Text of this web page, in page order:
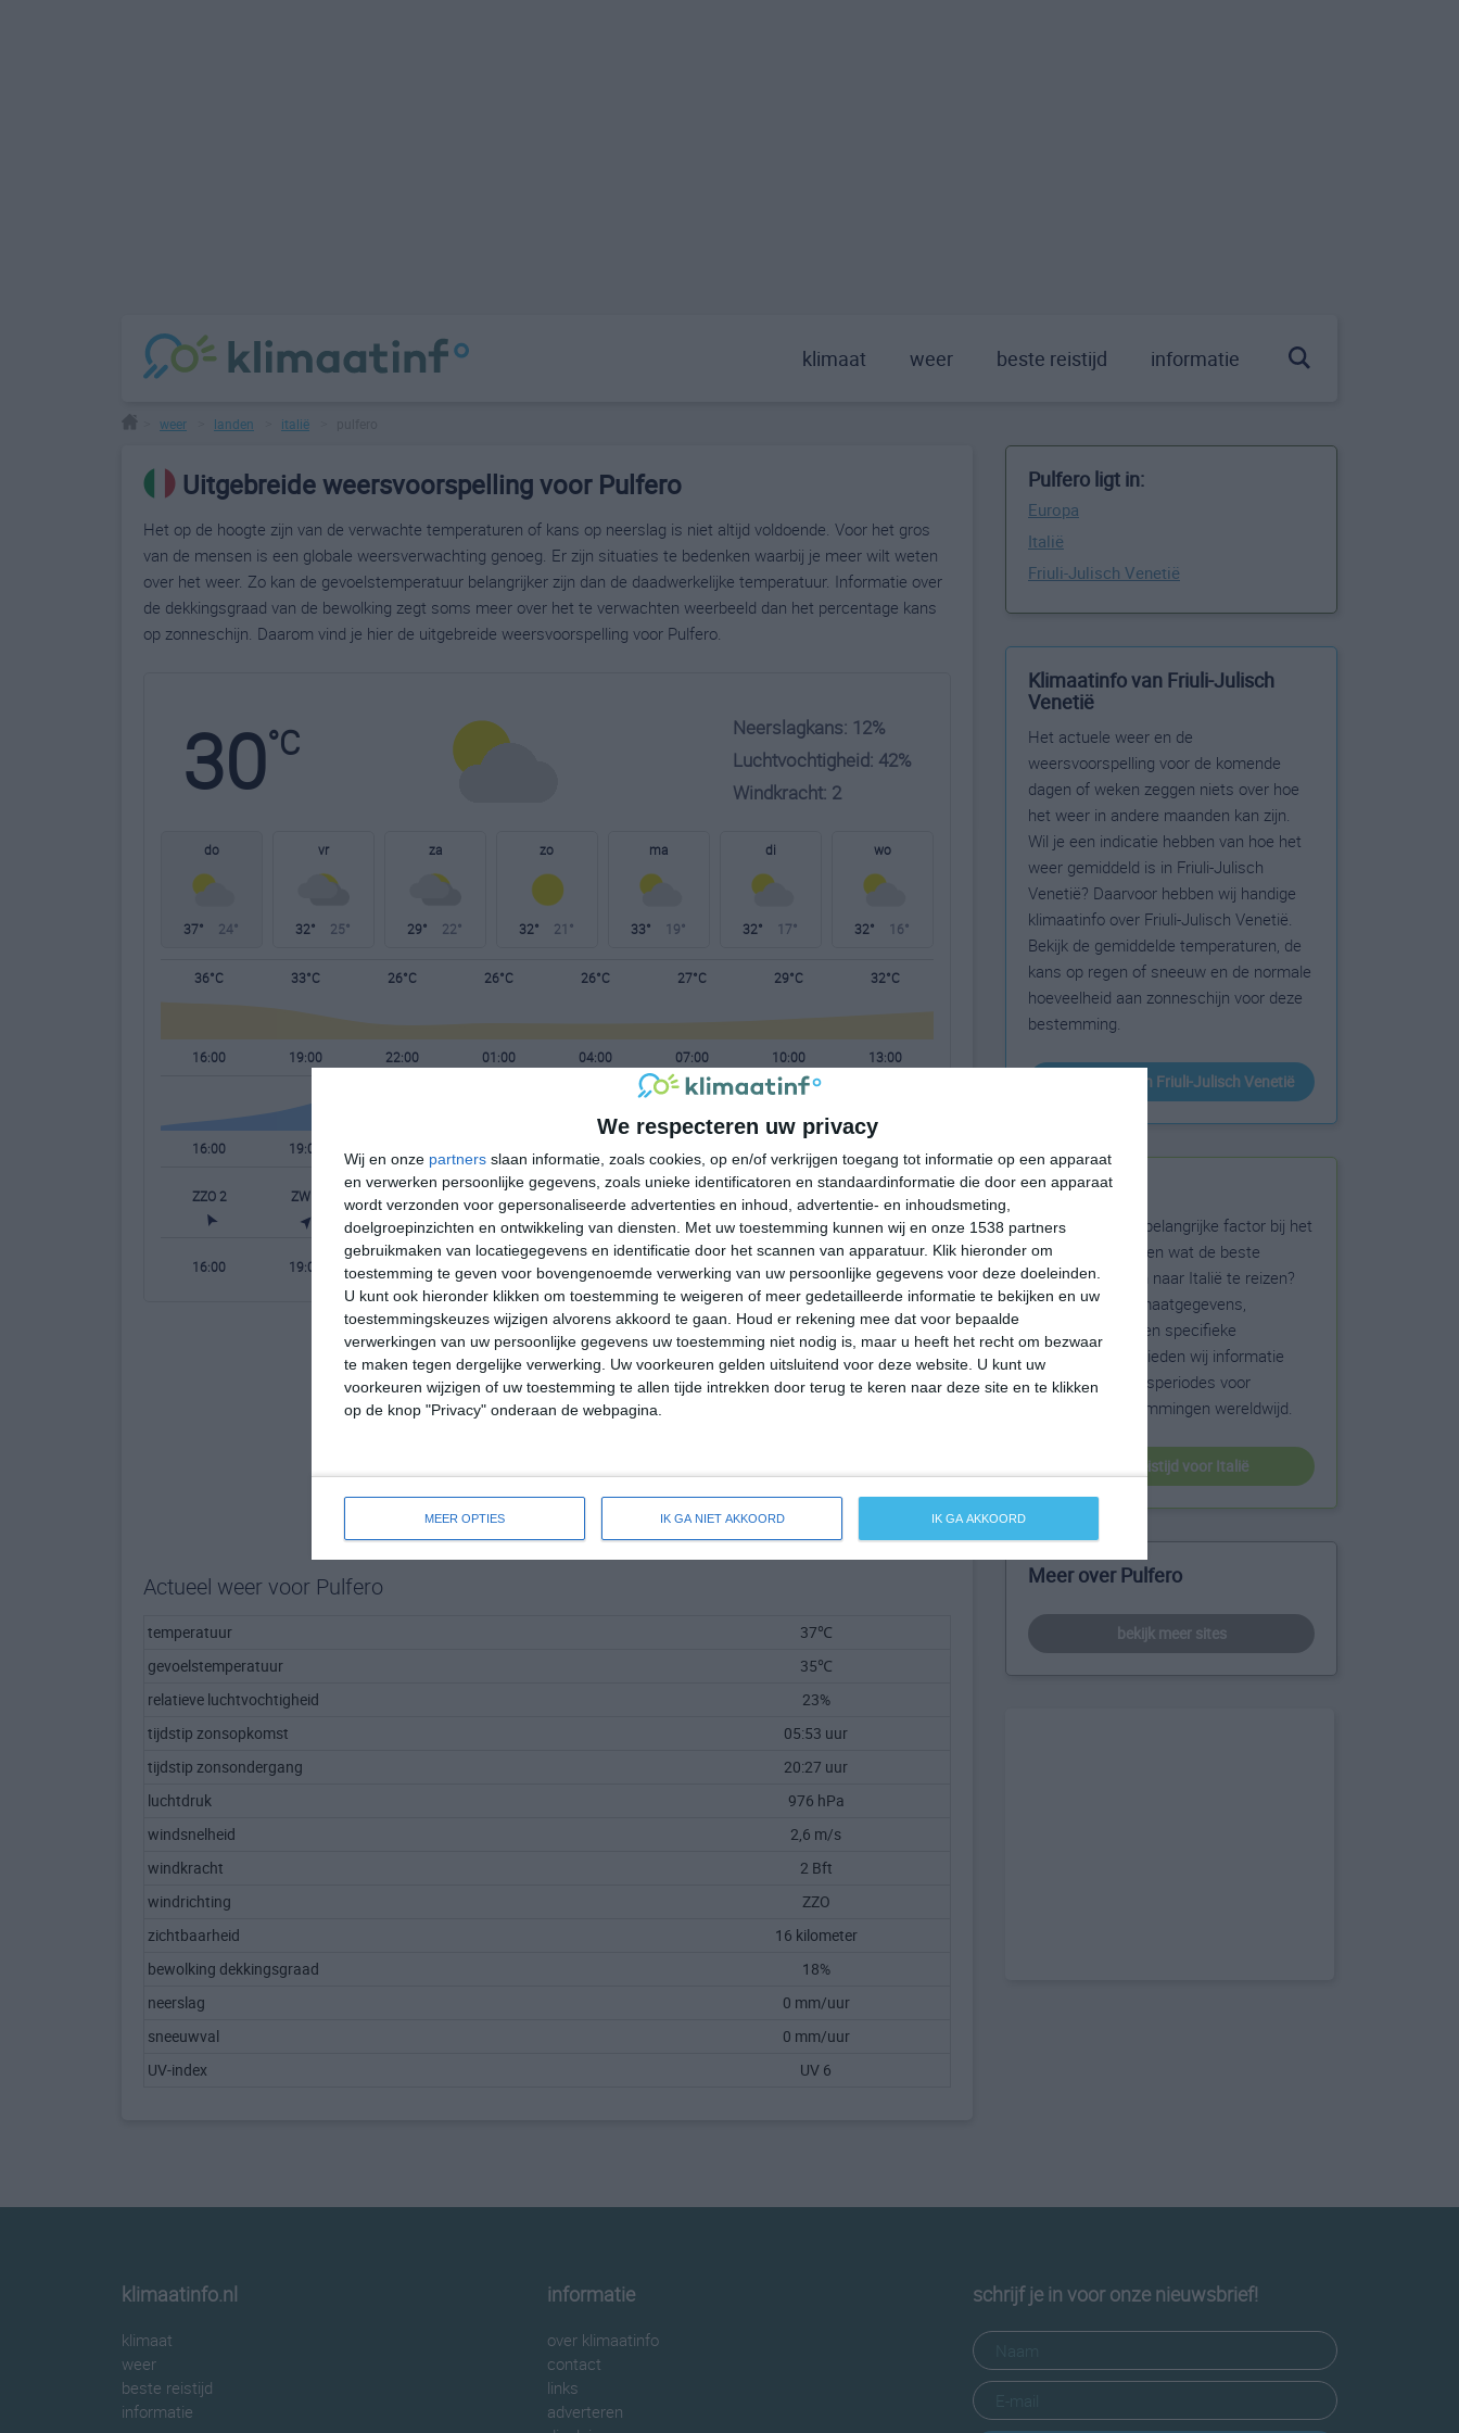
We respecteren uw privacy
Wij en onze partners slaan informatie, zoals cookies, op en/of verkrijgen toegang tot informatie op een apparaat
en verwerken persoonlijke gegevens, zoals unieke identificatoren en standaardinformatie die door een apparaat
wordt verzonden voor gepersonaliseerde advertenties en inhoud, advertentie- en inhoudsmeting,
doelgroepinzichten en ontwikkeling van diensten.
Met uw toestemming kunnen wij en onze 1538 partners
gebruikmaken van locatiegegevens en identificatie door het scannen van apparatuur. Klik hieronder om
toestemming te geven voor bovengenoemde verwerking van uw persoonlijke gegevens voor deze doeleinden.
U kunt ook hieronder klikken om toestemming te weigeren of meer gedetailleerde informatie te bekijken en uw
toestemmingskeuzes wijzigen alvorens akkoord te gaan.
Houd er rekening mee dat voor bepaalde
verwerkingen van uw persoonlijke gegevens uw toestemming niet nodig is, maar u heeft het recht om bezwaar
te maken tegen dergelijke verwerking. Uw voorkeuren gelden uitsluitend voor deze website. U kunt uw
voorkeuren wijzigen of uw toestemming te allen tijde intrekken door terug te keren naar deze site en te klikken
op de knop "Privacy" onderaan de webpagina.
MEER OPTIES IK GA NIET AKKOORD IK GA AKKOORD
klimaat weer beste reistijd informatie
weer landen italië
Uitgebreide weersvoorspelling voor Pulfero
Het op de hoogte zijn van de verwachte temperaturen of kans op neerslag is niet altijd voldoende. Voor het gros
van de mensen is een globale weersverwachting genoeg. Er zijn situaties te bedenken waarbij je meer wilt weten
over het weer. Zo kan de gevoelstemperatuur belangrijker zijn dan de daadwerkelijke temperatuur. Informatie over
de dekkingsgraad van de bewolking zegt soms meer over het te verwachten weerbeeld dan het percentage kans
op zonneschijn. Daarom vind je hier de uitgebreide weersvoorspelling voor Pulfero.
30°C
Neerslagkans: 12%
Luchtvochtigheid: 42%
Windkracht: 2
do
37° 24°
vr
32° 25°
za
29° 22°
zo
32° 21°
ma
33° 19°
di
32° 17°
wo
32° 16°
36°C 33°C 26°C 26°C 26°C 27°C 29°C 32°C
16:00 19:00 22:00 01:00 04:00 07:00 10:00 13:00
16:00 19:00
ZZO 2 ZW 2 NNO 2 NNO 2 NO 2 ONO 1
16:00 19:00 22:00 07:00
Actueel weer voor Pulfero
temperatuur
37℃
gevoelstemperatuur
35℃
relatieve luchtvochtigheid
23%
tijdstip zonsopkomst
05:53 uur
tijdstip zonsondergang
20:27 uur
luchtdruk
976 hPa
windsnelheid
2,6 m/s
windkracht
2 Bft
windrichting
ZZO
zichtbaarheid
16 kilometer
bewolking dekkingsgraad
18%
neerslag
0 mm/uur
sneeuwval
0 mm/uur
UV-index
UV 6
Pulfero ligt in:
Europa
Italië
Friuli-Julisch Venetië
Klimaatinfo van Friuli-Julisch
Venetië
Het actuele weer en de
weersvoorspelling voor de komende
dagen of weken zeggen niets over hoe
het weer in andere maanden kan zijn.
Wil je een indicatie hebben van hoe het
weer gemiddeld is in Friuli-Julisch
Venetië? Daarvoor hebben wij handige
klimaatinfo over Friuli-Julisch Venetië.
Bekijk de gemiddelde temperaturen, de
kans op regen of sneeuw en de normale
hoeveelheid aan zonneschijn voor deze
bestemming.
klimaatinfo van Friuli-Julisch Venetië
Beste reistijd
Het weer is een belangrijke factor bij het
reizen. Wil je weten wat de beste
maanden zijn om naar Italië te reizen?
Op basis van klimaatgegevens,
weersextremen en specifieke
weerinformatie bieden wij informatie
over de beste reisperiodes voor
duizenden bestemmingen wereldwijd.
beste reistijd voor Italië
Meer over Pulfero
bekijk meer sites
klimaatinfo.nl
klimaat
weer
beste reistijd
informatie
informatie
over klimaatinfo
contact
links
adverteren
schrijf je in voor onze nieuwsbrief!